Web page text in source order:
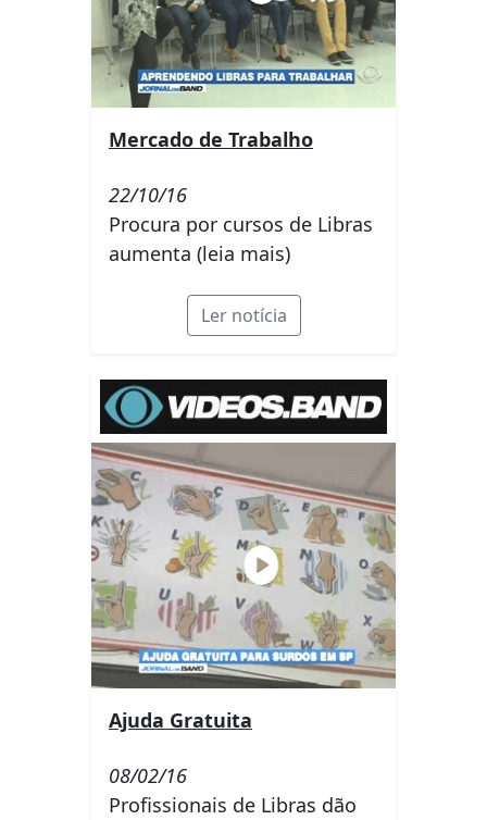
Mercado de Trabalho
22/10/16
Procura por cursos de Libras
aumenta (leia mais)
Ler notícia
Ajuda Gratuita
08/02/16
Profissionais de Libras dão